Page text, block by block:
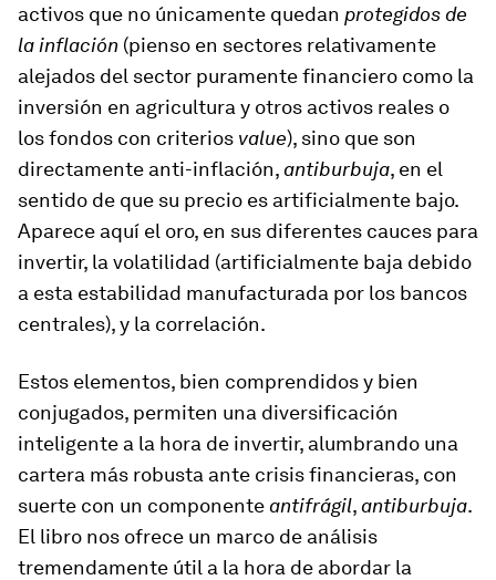
activos que no únicamente quedan protegidos de
la inflación (pienso en sectores relativamente
alejados del sector puramente financiero como la
inversión en agricultura y otros activos reales o
los fondos con criterios value), sino que son
directamente anti-inflación,antiburbuja, en el
sentido de que su precio es artificialmente bajo.
Aparece aquí el oro, en sus diferentes cauces para
invertir, la volatilidad (artificialmente baja debido
a esta estabilidad manufacturada por los bancos
centrales), y la correlación.
Estos elementos, bien comprendidos y bien
conjugados, permiten una diversificación
inteligente a la hora de invertir, alumbrando una
cartera más robusta ante crisis financieras, con
suerte con un componenteantifrágil,antiburbuja.
El libro nos ofrece un marco de análisis
tremendamente útil a la hora de abordar la